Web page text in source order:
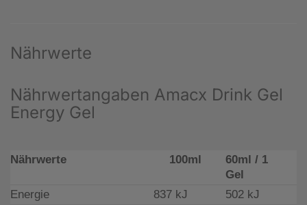
Nährwerte
Nährwertangaben Amacx Drink Gel
Energy Gel
Nährwerte 100ml
60ml / 1
Gel
Energie
837 kJ 502 kJ